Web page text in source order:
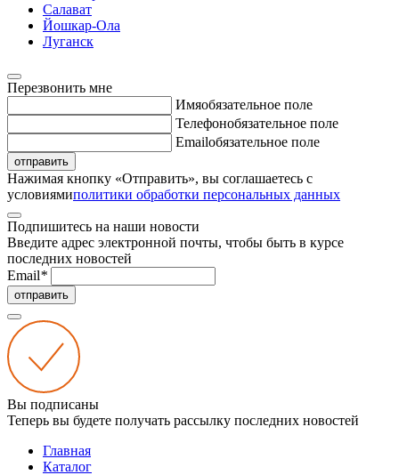
Салават
Йошкар-Ола
Луганск
Перезвонить мне
Имяобязательное поле
Телефонобязательное поле
Emailобязательное поле
отправить
Нажимая кнопку «Отправить», вы соглашаетесь с
условиямиполитики обработки персональных данных
Подпишитесь на наши новости
Введите адрес электронной почты, чтобы быть в курсе
последних новостей
Email*
отправить
Вы подписаны
Теперь вы будете получать рассылку последних новостей
Главная
Каталог